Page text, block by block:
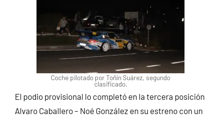
Coche pilotado por Toñín Suárez, segundo
clasificado.
El podio provisional lo completó en la tercera posición
Alvaro Caballero – Noé González en su estreno con un